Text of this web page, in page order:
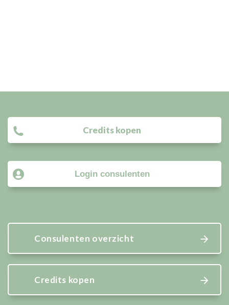
Credits kopen
Login consulenten
Consulenten overzicht
Credits kopen